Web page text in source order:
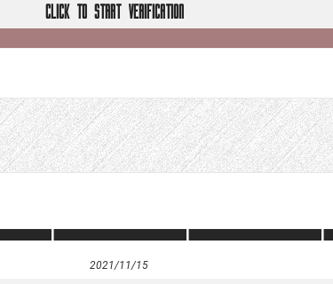
CLICK TO START VERIFICATION
2021/11/15